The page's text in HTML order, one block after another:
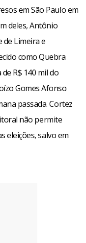
em São Paulo em
deles, Antônio
de Limeira e
como Quebra
R$ 140 mil do
Gomes Afonso
passada. Cortez
não permite
eleições, salvo em